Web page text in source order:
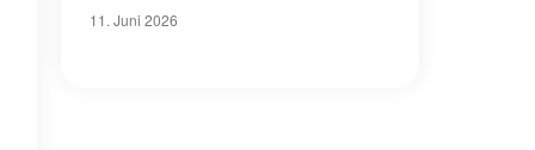
11. Juni 2026